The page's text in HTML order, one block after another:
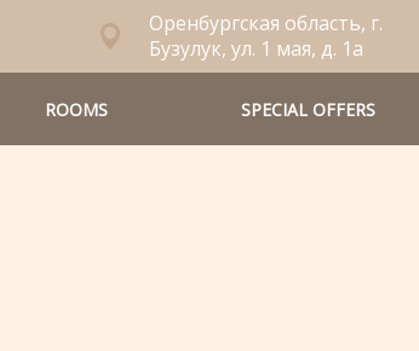
Оренбургская область, г.
Бузулук, ул. 1 мая, д. 1а
ROOMS SPECIAL OFFERS